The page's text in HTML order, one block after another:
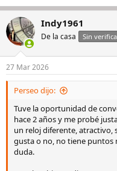
Indy1961
De la casa Sin
27 Mar 2026
Perseo dijo:
Tuve la oportunidad de
hace 2 años y me probé
un reloj diferente, atractivo,
gusta o no, no tiene puntos
duda.